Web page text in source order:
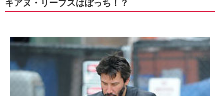
キアヌ・リーブスはぼっち！？